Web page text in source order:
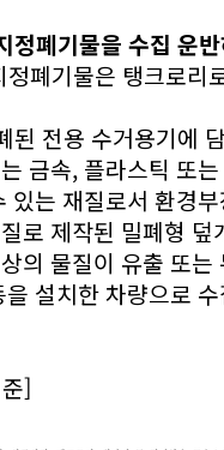
정폐기물을 수집 운
폐기물은 탱크로리
전용 수거용기에
금속, 플라스틱 또
있는 재질로서 환경
로 제작된 밀폐형 덮
의 물질이 유출 또는
설치한 차량으로
]